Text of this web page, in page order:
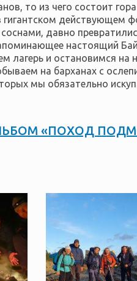
то из чего состоит
действующем
давно
настоящий
лагерь и остановимся на
на барханах с
мы обязательно
«ПОХОД